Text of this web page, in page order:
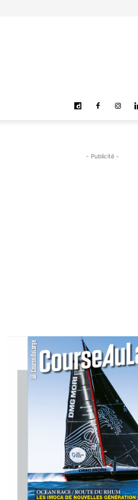
- Publicité -